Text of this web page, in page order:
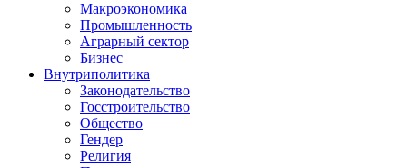
Макроэкономика
Промышленность
Аграрный сектор
Бизнес
Внутриполитика
Законодательство
Госстроительство
Общество
Гендер
Религия